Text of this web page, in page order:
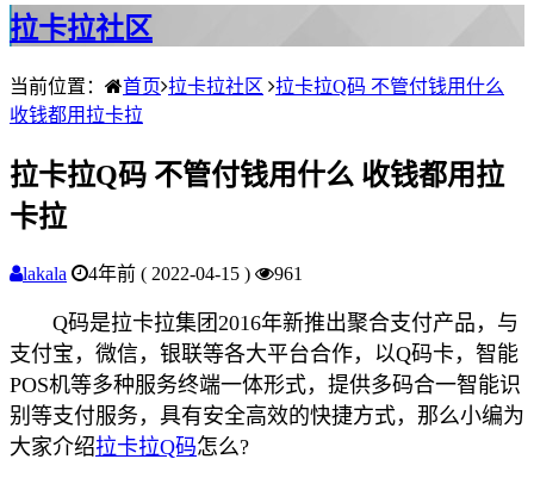
拉卡拉社区
当前位置： 首页 拉卡拉社区
拉卡拉Q码 不管付钱用什么
收钱都用拉卡拉
拉卡拉Q码 不管付钱用什么 收钱都用拉
卡拉
lakala 4年前 ( 2022-04-15 ) 961
Q码是拉卡拉集团2016年新推出聚合支付产品，与
支付宝，微信，银联等各大平台合作，以Q码卡，智能
POS机等多种服务终端一体形式，提供多码合一智能识
别等支付服务，具有安全高效的快捷方式，那么小编为
大家介绍拉卡拉Q码怎么?